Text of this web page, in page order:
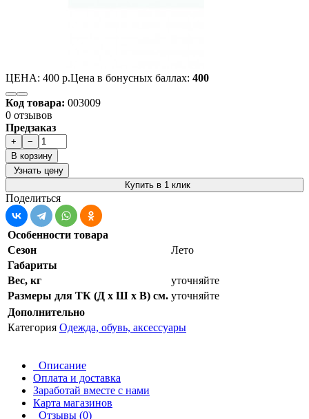
ЦЕНА: 400 р.Цена в бонусных баллах: 400
Код товара: 003009
0 отзывов
Предзаказ
+
−
В корзину
Узнать цену
Купить в 1 клик
Поделиться
Особенности товара
Сезон
Лето
Габариты
Вес, кг
уточняйте
Размеры для ТК (Д х Ш х В) см. уточняйте
Дополнительно
Категория Одежда, обувь, аксессуары
Описание
Оплата и доставка
Заработай вместе с нами
Карта магазинов
Отзывы (0)